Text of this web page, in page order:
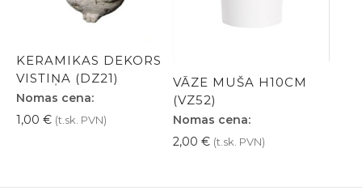
KERAMIKAS DEKORS
VISTIŅA (DZ21)
Nomas cena:
1,00 € (t.sk. PVN)
VĀZE MUŠA H10CM
(VZ52)
Nomas cena:
2,00 € (t.sk. PVN)